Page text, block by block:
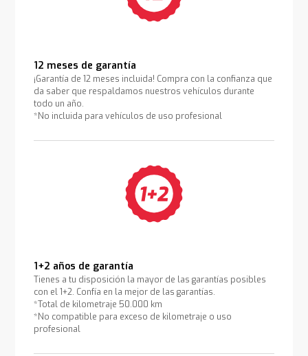
12 meses de garantía
¡Garantía de 12 meses incluida! Compra con la confianza que
da saber que respaldamos nuestros vehículos durante
todo un año.
*No incluida para vehículos de uso profesional
1+2 años de garantía
Tienes a tu disposición la mayor de las garantías posibles
con el 1+2. Confía en la mejor de las garantías.
*Total de kilometraje 50.000 km
*No compatible para exceso de kilometraje o uso
profesional